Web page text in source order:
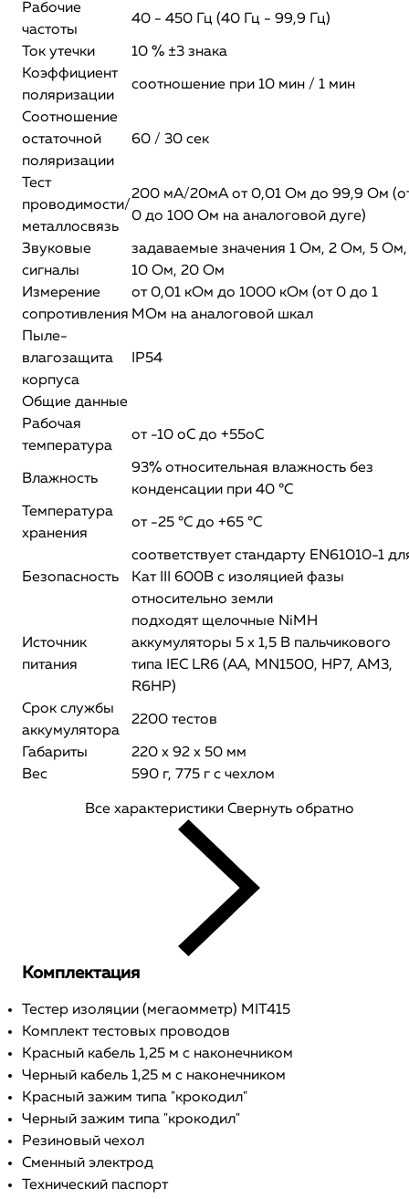
Рабочие
частоты
40 - 450 Гц (40 Гц - 99,9 Гц)
Ток утечки
10 % ±3 знака
Коэффициент
поляризации
соотношение при 10 мин / 1 мин
Соотношение
остаточной
поляризации
60 / 30 сек
Тест
проводимости/
металлосвязь
200 мА/20мА от 0,01 Ом до 99,9 Ом
0 до 100 Ом на аналоговой дуге)
Звуковые
сигналы
задаваемые значения 1 Ом, 2 Ом, 5 Ом,
10 Ом, 20 Ом
Измерение
сопротивления
от 0,01 кОм до 1000 кОм (от 0 до 1
МОм на аналоговой шкал
Пыле-
влагозащита
корпуса
IP54
Общие данные
Рабочая
температура
от -10 оС до +55оС
Влажность
93% относительная влажность без
конденсации при 40 °C
Температура
хранения
от -25 °C до +65 °C
Безопасность
соответствует стандарту EN61010-1
Кат III 600В с изоляцией фазы
относительно земли
Источник
питания
подходят щелочные NiMH
аккумуляторы 5 х 1,5 В пальчикового
типа IEC LR6 (AA, MN1500, HP7, AM3,
R6HP)
Срок службы
аккумулятора
2200 тестов
Габариты
220 x 92 x 50 мм
Вес
590 г, 775 г с чехлом
Все характеристики Свернуть обратно
Комплектация
Тестер изоляции (мегаомметр) MIT415
Комплект тестовых проводов
Красный кабель 1,25 м с наконечником
Черный кабель 1,25 м с наконечником
Красный зажим типа "крокодил"
Черный зажим типа "крокодил"
Резиновый чехол
Сменный электрод
Технический паспорт